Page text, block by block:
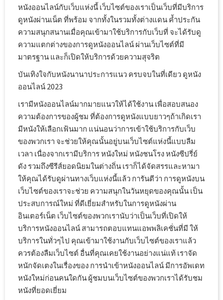
หนังออนไลน์กับเว็บแห่งนี้ เว็บไซต์ของเราเป็นเว็บที่มีบริการ
ดูหนังผ่านเน็ต ที่พร้อม จากทั้งในรวมทั้งต่างแดน ค้ำประกัน
ความสนุกสนานเมื่อคุณเข้ามาใช้บริการกับเว็บที่ จะได้รับดู
ความแตกต่างของการดูหนังออนไลน์ ผ่านเว็บไซต์ที่มี
มาตรฐาน และก็เปิดให้บริการด้วยความสุจริต
บันเทิงใจกับหนังนานาประการแนว ครบจบในที่เดียว ดูหนัง
ออนไลน์ 2023
เรามีหนังออนไลน์มากมายแนวให้ได้ใช้งาน เพื่อสอบสนอง
ความต้องการของผู้ชม ที่ต้องการดูหนังแบบยาวๆถ้าเกิดเรา
มีหนังให้เลือกเฟ้นมาก แน่นอนว่าการเข้าใช้บริการกับเว็บ
ของพวกเรา จะช่วยให้คุณนั้นอยู่บนเว็บไซต์แห่งนี้แบบลืม
เวลา เนื่องจากเรามีบริการ หนังใหม่ หนังชนโรง หนังซีปรี่ย์
ดัง รวมถึงซีรีส์ยอดนิยมในต่างถิ่น เราก็ได้จัดสรรและหามา
ให้คุณได้รับดูผ่านทางเว็บแห่งนี้แล้ว การันตีว่า การดูหนังบน
เว็บไซต์ของเราจะช่วย ความสนุกในวันหยุดของคุณนั้น เป็น
ประสบการณ์ใหม่ ที่ดีเยี่ยมสำหรับในการดูหนังผ่าน
อินเตอร์เน็ต เว็บไซต์ของพวกเรานับว่าเป็นเว็บที่เปิดให้
บริการหนังออนไลน์ สามารถตอบแทนแอพพลิเคชั่นที่มี ให้
บริการในทั่วๆไป คุณเข้ามาใช้งานกับเว็บไซต์ของเราแล้ว
ควรต้องลืมเว็บไซต์ อื่นที่คุณเคยใช้งานอย่างแน่แท้ เราจัด
หนักจัดเตงในเรื่องของ การนำเข้าหนังออนไลน์ มีการอัพเดท
หนังใหม่ก่อนคนใดกัน ผู้ชมบนเว็บไซต์ของพวกเราได้รับชม
หนังที่ยอดเยี่ยม